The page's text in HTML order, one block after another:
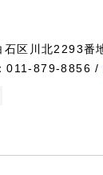
区川北2293番
011-879-8856